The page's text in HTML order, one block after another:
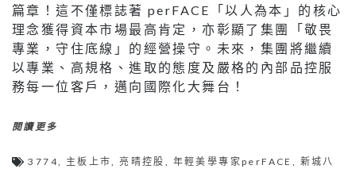
篇章！這不僅標誌著 perFACE「以人為本」的核心
理念獲得資本市場最高肯定，亦彰顯了集團「敬畏
專業，守住底線」的經營操守。未來，集團將繼續
以專業、高規格、進取的態度及嚴格的內部品控服
務每一位客戶，邁向國際化大舞台！
閱讀更多
3774, 主板上市,亮晴控股 , 年輕美學專家perFACE , 新城八